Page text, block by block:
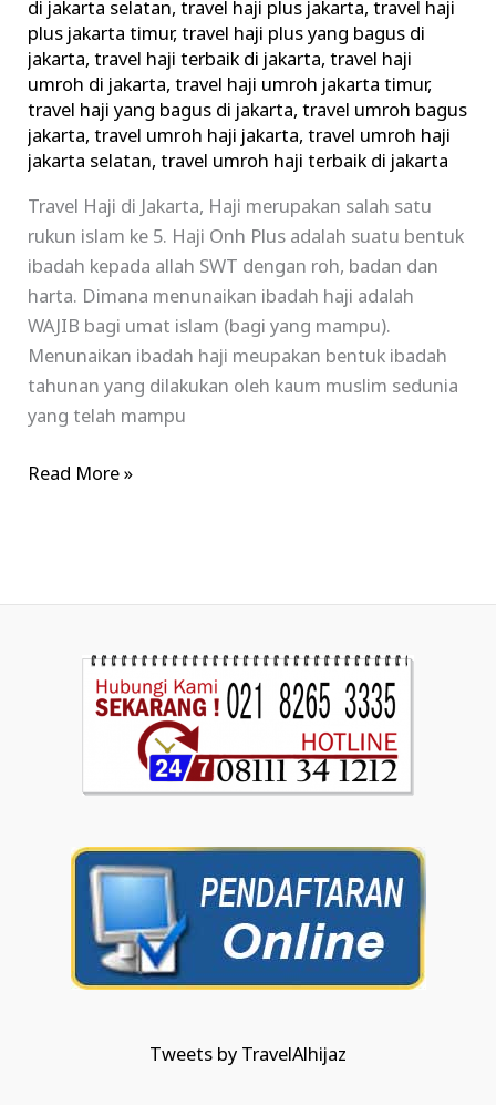
di jakarta selatan,travel haji plus jakarta,travel haji
plus jakarta timur,travel haji plus yang bagus di
jakarta,travel haji terbaik di jakarta,travel haji
umroh di jakarta,travel haji umroh jakarta timur,
travel haji yang bagus di jakarta,travel umroh bagus
jakarta,travel umroh haji jakarta,travel umroh haji
jakarta selatan,travel umroh haji terbaik di jakarta
Travel Haji di Jakarta, Haji merupakan salah satu
rukun islam ke 5. Haji Onh Plus adalah suatu bentuk
ibadah kepada allah SWT dengan roh, badan dan
harta. Dimana menunaikan ibadah haji adalah
WAJIB bagi umat islam (bagi yang mampu).
Menunaikan ibadah haji meupakan bentuk ibadah
tahunan yang dilakukan oleh kaum muslim sedunia
yang telah mampu
Read More »
Tweets by TravelAlhijaz